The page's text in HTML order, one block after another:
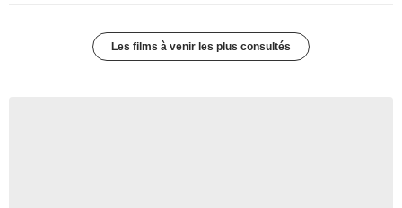
Les films à venir les plus consultés